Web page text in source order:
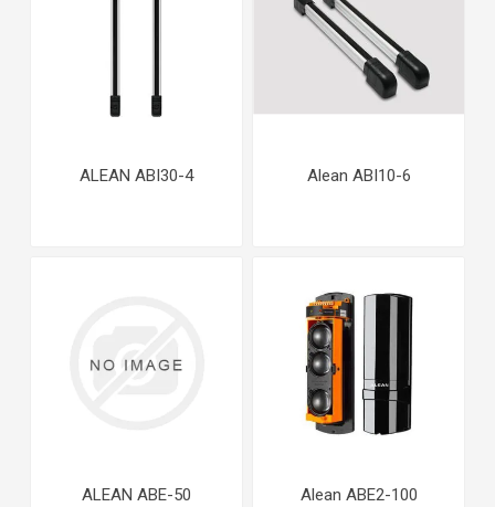
ALEAN ABI30-4 Alean ABI10-6
ALEAN ABE-50 Alean ABE2-100